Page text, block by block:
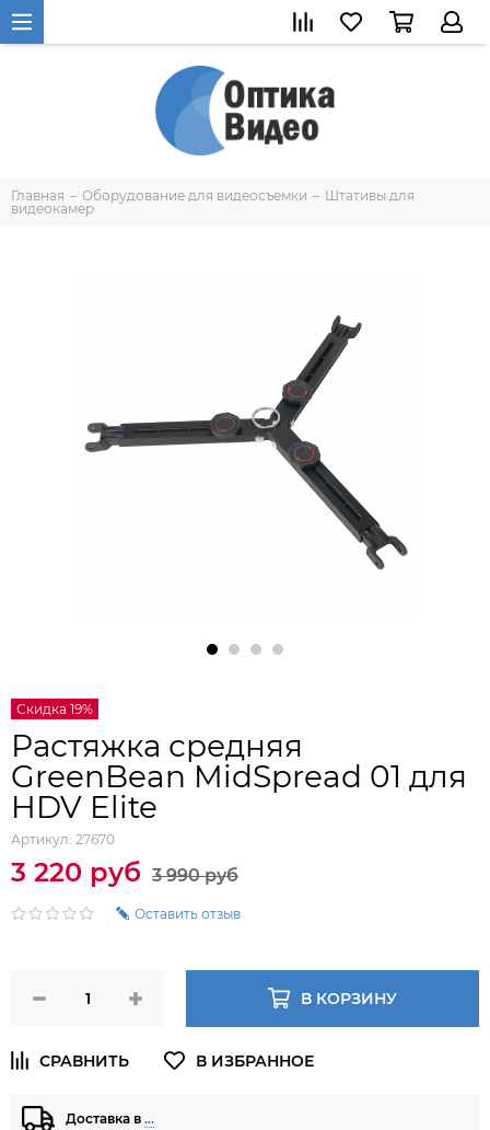
Главная Оборудование для видеосъемки
Штативы для
видеокамер
Скидка 19%
Растяжка средняя
GreenBean MidSpread 01 для
HDV Elite
Артикул: 27670
3 220 руб 3 990 руб
Оставить отзыв
В КОРЗИНУ
Доставка в …